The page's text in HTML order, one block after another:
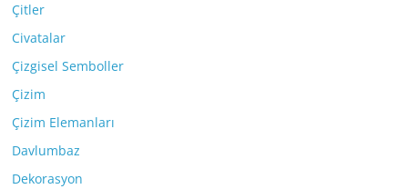
Çitler
Civatalar
Çizgisel Semboller
Çizim
Çizim Elemanları
Davlumbaz
Dekorasyon